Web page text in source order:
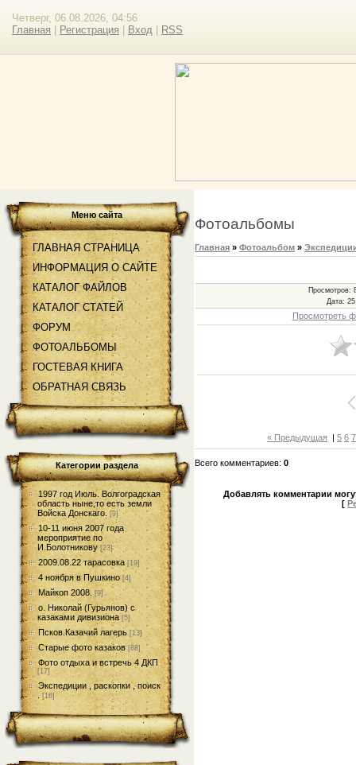
Четверг, 06.08.2026, 04:56
Главная
Регистрация Вход RSS
Меню сайта
ГЛАВНАЯ СТРАНИЦА
ИНФОРМАЦИЯ О САЙТЕ
КАТАЛОГ ФАЙЛОВ
КАТАЛОГ СТАТЕЙ
ФОРУМ
ФОТОАЛЬБОМЫ
ГОСТЕВАЯ КНИГА
ОБРАТНАЯ СВЯЗЬ
Категории раздела
1997 год Июль. Волгоградская
область ныне,то есть земли
Войска Донскаго. [9]
10-11 июня 2007 года
мероприятие по
И.Болотникову [23]
2009.08.22 тарасовка [19]
4 ноября в Пушкино [4]
Майкоп 2008. [9]
о. Николай (Гурьянов) с
казаками дивизиона [5]
Псков.Казачий лагерь [13]
Старые фото казаков [88]
Фото отдыха и встречь 4 ДКП
[17]
Экспедиции , раскопки , поиск
. [16]
Фотоальбомы
Главная »Фотоальбом »
Просмотров:
Дата:
Просмотреть
« Предыдущая |5 6 7
Всего комментариев:0
Добавлять комментарии
[